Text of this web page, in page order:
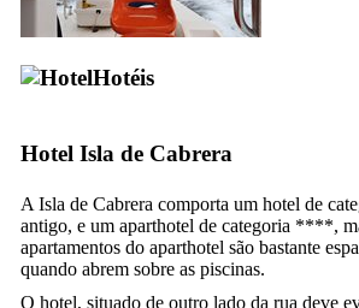
Hotéis
Hotel Isla de Cabrera
A Isla de Cabrera comporta um hotel de
antigo, e um aparthotel de categoria ****,
apartamentos do aparthotel são bastante
quando abrem sobre as piscinas.
O hotel, situado de outro lado da rua deve